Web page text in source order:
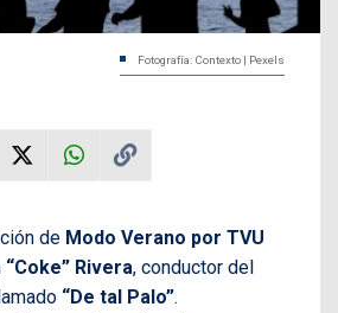
Fotografía: Contexto | Pexels
de Modo Verano por TVU
“Coke” Rivera, conductor del
“De tal Palo”.